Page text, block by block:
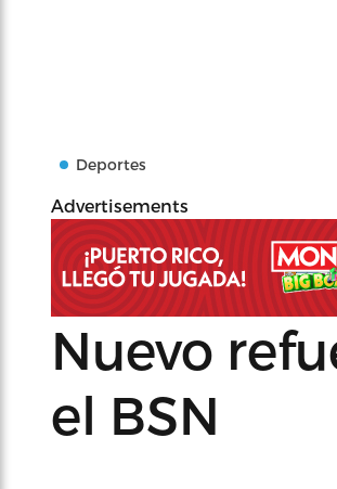
Deportes
Advertisements
Nuevo
el BSN